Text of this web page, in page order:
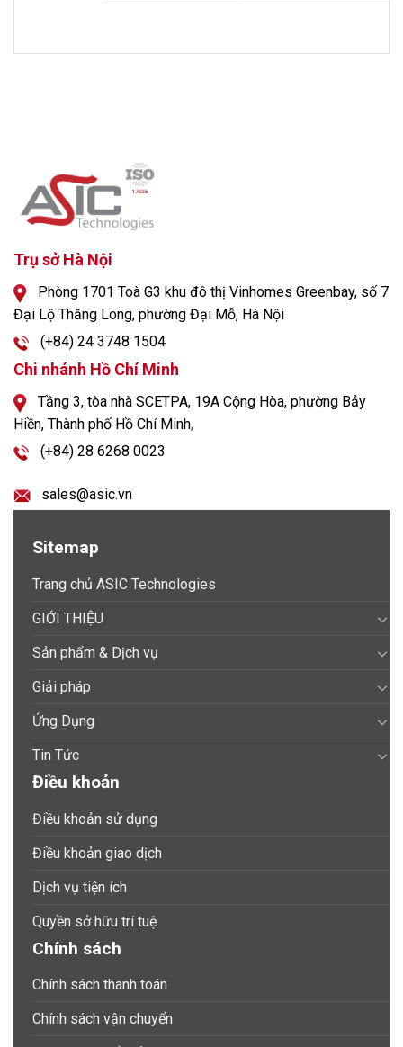
Trụ sở Hà Nội
Phòng 1701 Toà G3 khu đô thị Vinhomes Greenbay, số 7
Đại Lộ Thăng Long, phường Đại Mỗ, Hà Nội
(+84) 24 3748 1504
Chi nhánh Hồ Chí Minh
Tầng 3, tòa nhà SCETPA, 19A Cộng Hòa, phường Bảy
Hiền, Thành phố Hồ Chí Minh,
(+84) 28 6268 0023
sales@asic.vn
Sitemap
Trang chủ ASIC Technologies
GIỚI THIỆU
Sản phẩm & Dịch vụ
Giải pháp
Ứng Dụng
Tin Tức
Điều khoản
Điều khoản sử dụng
Điều khoản giao dịch
Dịch vụ tiện ích
Quyền sở hữu trí tuệ
Chính sách
Chính sách thanh toán
Chính sách vận chuyển